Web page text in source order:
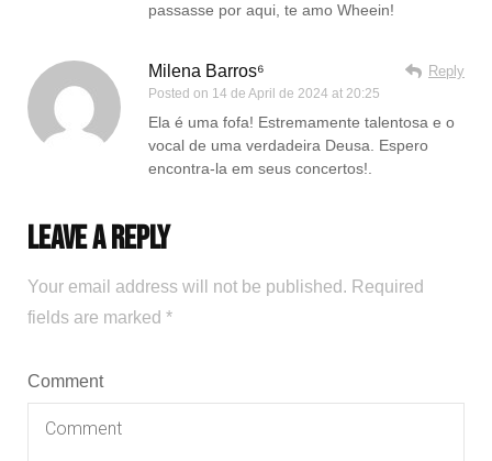
passasse por aqui, te amo Wheein!
Milena Barros⁶
Posted on 14 de April de 2024 at 20:25
Reply
Ela é uma fofa! Estremamente talentosa e o
vocal de uma verdadeira Deusa. Espero
encontra-la em seus concertos!.
Leave a Reply
Your email address will not be published. Required
fields are marked *
Comment